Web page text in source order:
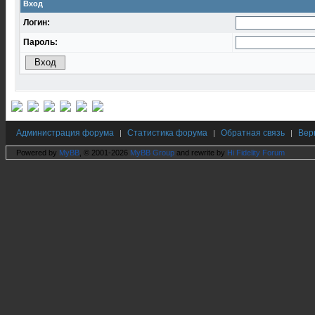
Вход
Логин:
Пароль:
Администрация форума | Статистика форума | Обратная связь |
Powered by MyBB , © 2001-2026 MyBB Group and rewrite by Hi Fidelity Forum